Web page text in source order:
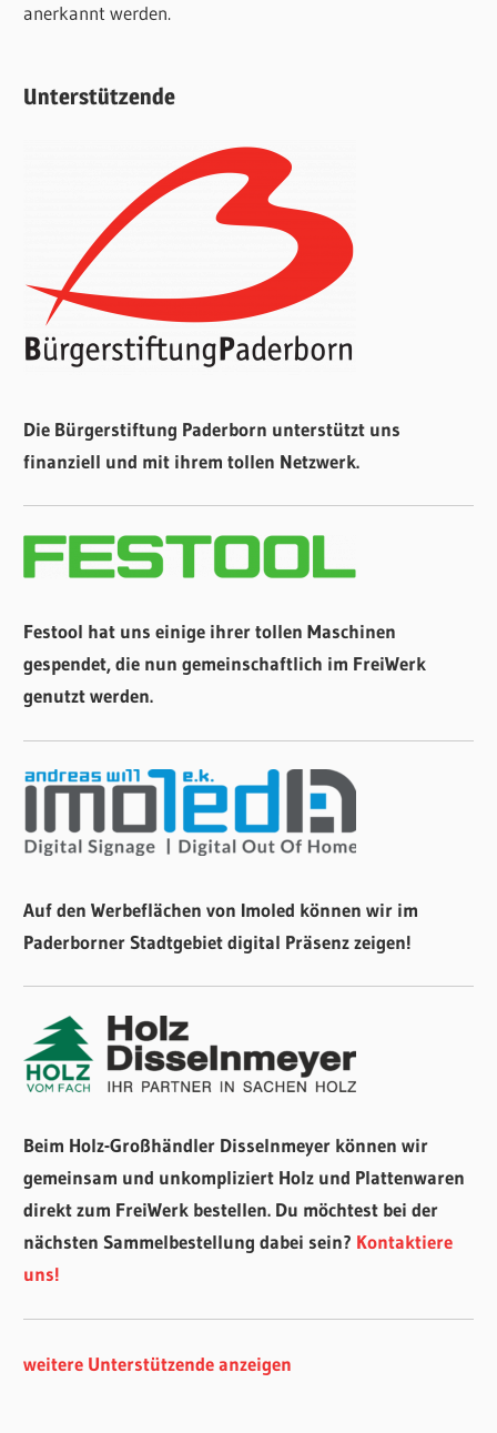
anerkannt werden.
Unterstützende
Die Bürgerstiftung Paderborn unterstützt uns
finanziell und mit ihrem tollen Netzwerk.
Festool hat uns einige ihrer tollen Maschinen
gespendet, die nun gemeinschaftlich im FreiWerk
genutzt werden.
Auf den Werbeflächen von Imoled können wir im
Paderborner Stadtgebiet digital Präsenz zeigen!
Beim Holz-Großhändler Disselnmeyer können wir
gemeinsam und unkompliziert Holz und Plattenwaren
direkt zum FreiWerk bestellen. Du möchtest bei der
nächsten Sammelbestellung dabei sein? Kontaktiere
uns!
weitere Unterstützende anzeigen